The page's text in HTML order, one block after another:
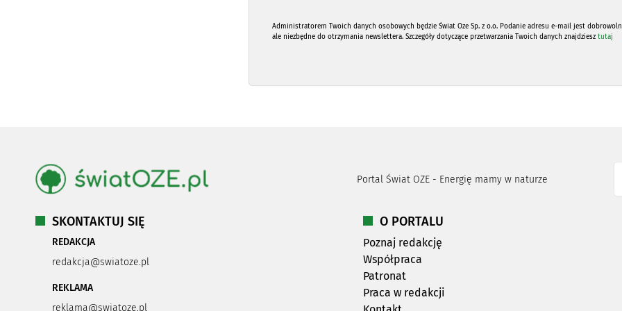
Administratorem Twoich danych osobowych będzie Świat Oze Sp. z o.o. Podanie adresu e-mail jest
ale niezbędne do otrzymania newslettera. Szczegóły dotyczące przetwarzania Twoich danych znajdziesztutaj
Portal Świat OZE - Energię mamy w naturze
SKONTAKTUJ SIĘ
REDAKCJA
redakcja@swiatoze.pl
REKLAMA
reklama@swiatoze.pl
O PORTALU
Poznaj redakcję
Współpraca
Patronat
Praca w redakcji